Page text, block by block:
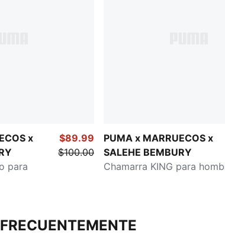
x
para
$89.99
$100.00
PUMA x MARRUECOS x
SALEHE BEMBURY
Chamarra KING para